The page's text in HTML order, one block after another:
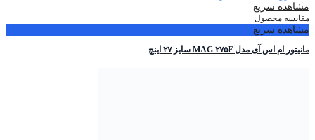
مشاهده سریع
مقایسه محصول
مشاهده سریع
مانیتور ام اس آی مدل MAG ۲۷۵F سایز ۲۷ اینچ